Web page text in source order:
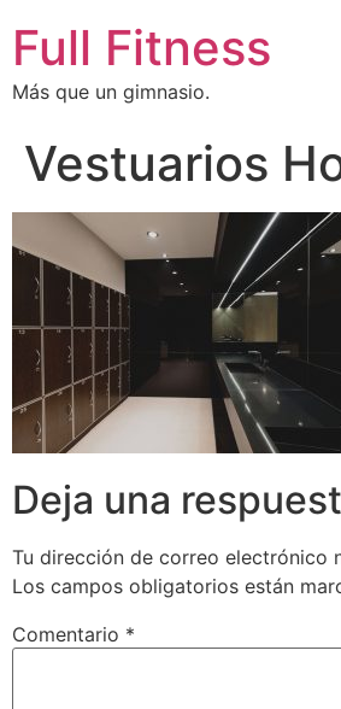
Full Fitness
Más que un gimnasio.
Vestuarios
Deja una
Tu dirección de correo electrónico
Los campos obligatorios están
Comentario *